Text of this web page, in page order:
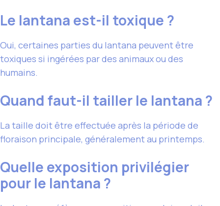
Le lantana est-il toxique ?
Oui, certaines parties du lantana peuvent être
toxiques si ingérées par des animaux ou des
humains.
Quand faut-il tailler le lantana ?
La taille doit être effectuée après la période de
floraison principale, généralement au printemps.
Quelle exposition privilégier
pour le lantana ?